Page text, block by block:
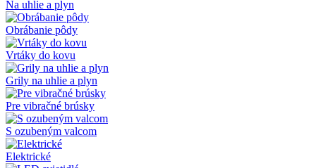
Na uhlie a plyn
Obrábanie pôdy
Vrtáky do kovu
Grily na uhlie a plyn
Pre vibračné brúsky
S ozubeným valcom
Elektrické